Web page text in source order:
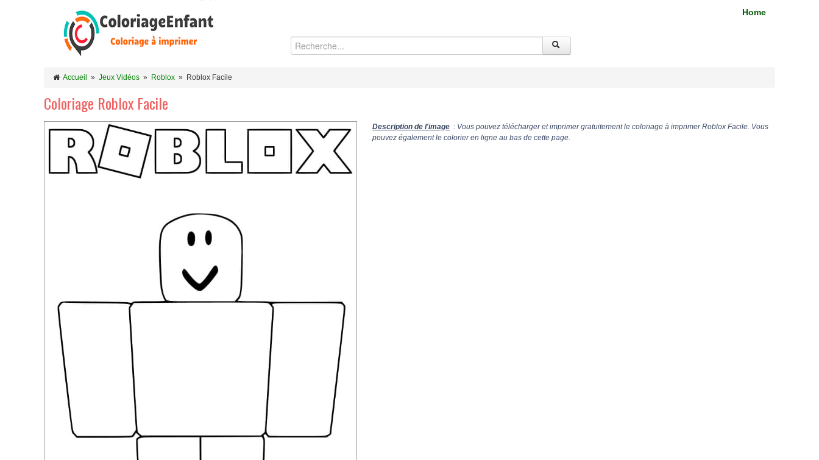
Home
Accueil » Jeux Vidéos » Roblox » Roblox Facile
Coloriage Roblox Facile
Description de l'image : Vous pouvez télécharger et imprimer gratuitement le coloriage à imprimer Roblox Facile. Vous
pouvez également le colorier en ligne au bas de cette page.